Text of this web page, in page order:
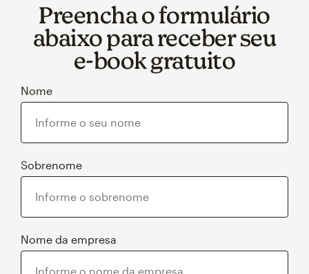
Preencha o formulário
abaixo para receber seu
e‑book gratuito
Nome
Sobrenome
Nome da empresa